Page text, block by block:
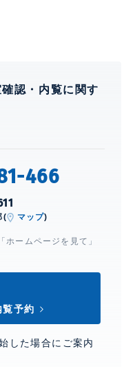
認・内覧に関す
466
( マップ)
ームページを見て」
覧予約
した場合にご案内